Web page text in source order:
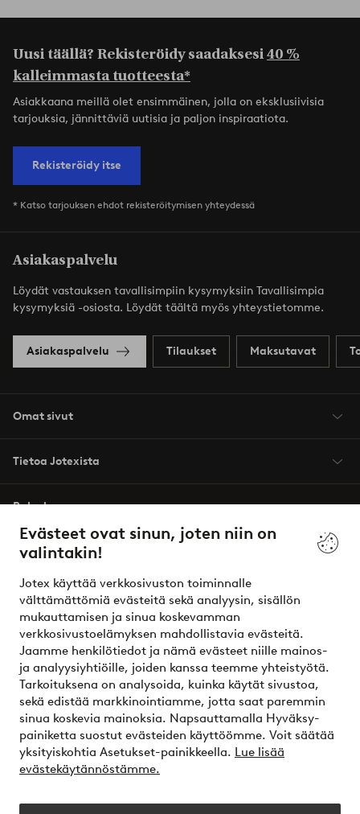
Evästeet ovat sinun, joten niin on
valintakin!
Jotex käyttää verkkosivuston toiminnalle
välttämättömiä evästeitä sekä analyysin, sisällön
mukauttamisen ja sinua koskevamman
verkkosivustoelämyksen mahdollistavia evästeitä.
Jaamme henkilötiedot ja nämä evästeet niille mainos-
ja analyysiyhtiöille, joiden kanssa teemme yhteistyötä.
Tarkoituksena on analysoida, kuinka käytät sivustoa,
sekä edistää markkinointiamme, jotta saat paremmin
sinua koskevia mainoksia. Napsauttamalla Hyväksy-
painiketta suostut evästeiden käyttöömme. Voit säätää
yksityiskohtia Asetukset-painikkeella. Lue lisää
evästekäytännöstämme.
Uusi täällä? Rekisteröidy saadaksesi40 %
kalleimmasta tuotteesta*
Asiakkaana meillä olet ensimmäinen, jolla on eksklusiivisia
tarjouksia, jännittäviä uutisia ja paljon inspiraatiota.
Rekisteröidy itse
* Katso tarjouksen ehdot rekisteröitymisen yhteydessä
Asiakaspalvelu
Löydät vastauksen tavallisimpiin kysymyksiin Tavallisimpia
kysymyksiä -osiosta. Löydät täältä myös yhteystietomme.
Asiakaspalvelu Tilaukset Maksutavat
Omat sivut
Tietoa Jotexista
Palvelumme
Ehdot
Ystävät
Turvalliset maksut – maksa nyt tai erissä
Haluatko tietää lisää maksuvaihtoehdoistamme?
elpy